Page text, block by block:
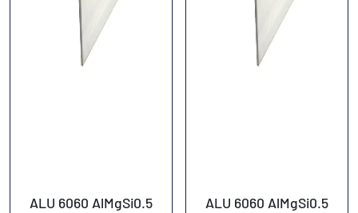
ALU 6060 AlMgSi0.5
ALU 6060 AlMgSi0.5